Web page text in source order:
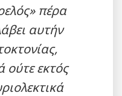
πέρα
αυτήν
ούτε εκτός